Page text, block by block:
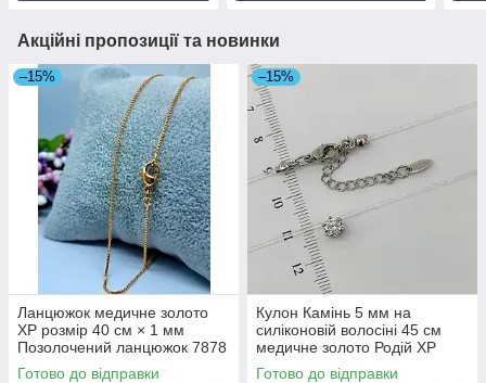
Акційні пропозиції та новинки
–15%
Ланцюжок медичне золото
ХР розмір 40 см × 1 мм
Позолочений ланцюжок 7878
Готово до відправки
–15%
Кулон Камінь 5 мм на
силіконовій волосіні 45 см
медичне золото Родій ХР
7556
Готово до відправки